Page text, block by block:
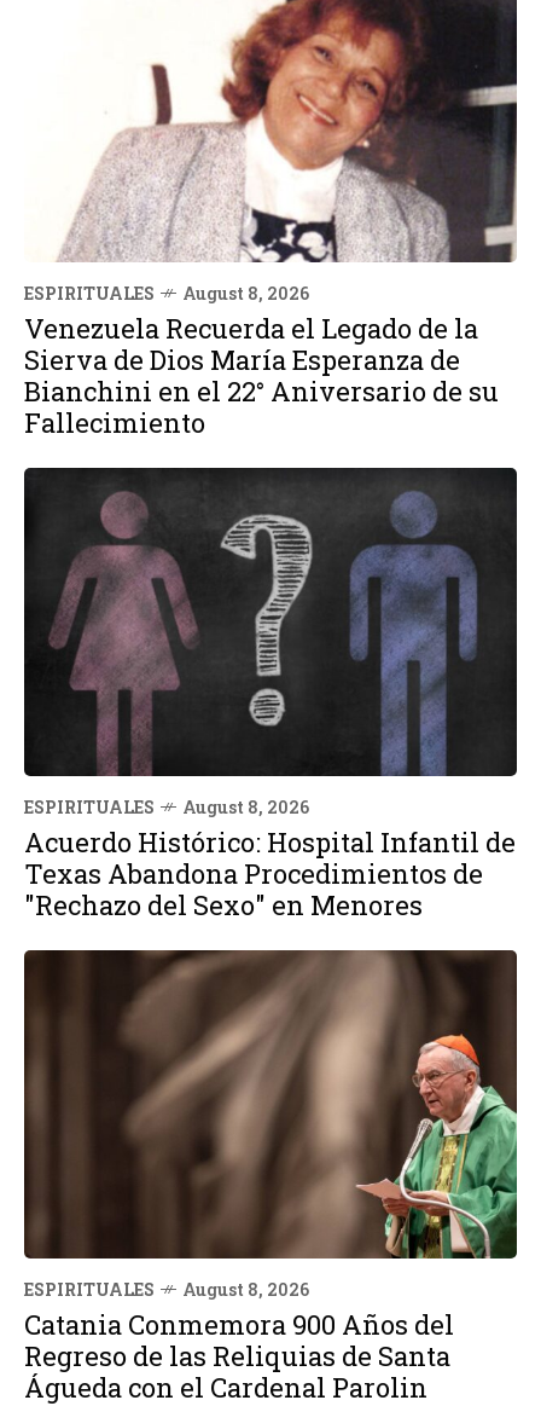
ESPIRITUALES August 8, 2026
Venezuela Recuerda el Legado de la
Sierva de Dios María Esperanza de
Bianchini en el 22° Aniversario de su
Fallecimiento
ESPIRITUALES August 8, 2026
Acuerdo Histórico: Hospital Infantil de
Texas Abandona Procedimientos de
"Rechazo del Sexo" en Menores
ESPIRITUALES August 8, 2026
Catania Conmemora 900 Años del
Regreso de las Reliquias de Santa
Águeda con el Cardenal Parolin